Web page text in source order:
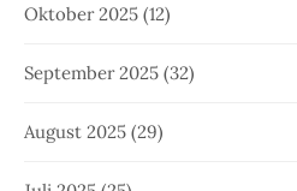
Oktober 2025 (12)
September 2025 (32)
August 2025 (29)